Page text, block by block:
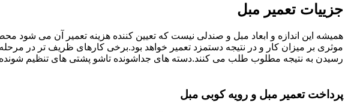
جزییات تعمیر مبل
همیشه این اندازه و ابعاد مبل و صندلی نیست که تعیین کننده هزینه تعمیر آن می شود
رسیدن به نتیجه مطلوب طلب می کنند.دسته های جداشونده تاشو پشتی های تنظیم شونده
پرداخت تعمیر مبل و رویه کوبی مبل